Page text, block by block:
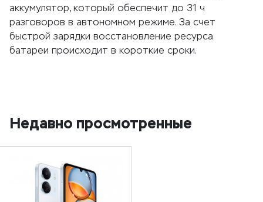
аккумулятор, который обеспечит до 31 ч
разговоров в автономном режиме. За счет
быстрой зарядки восстановление ресурса
батареи происходит в короткие сроки.
Недавно просмотренные